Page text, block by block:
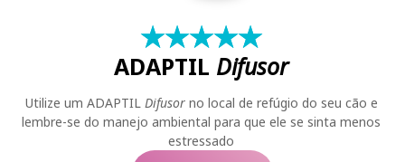
PESQUISA
★★★★★
☆☆☆☆☆
ADAPTIL Difusor
Utilize um ADAPTIL Difusorno local de refúgio do seu cão e
lembre-se do manejo ambiental para que ele se sinta menos
estressado